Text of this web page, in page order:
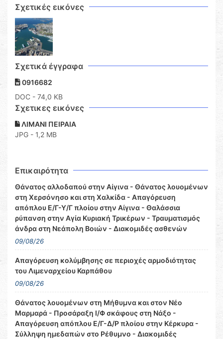
Σχετικές εικόνες
Σχετικά έγγραφα
0916682
DOC - 74,0 KB
Σχετικες εικόνες
ΛΙΜΑΝΙ ΠΕΙΡΑΙΑ
JPG - 1,2 MB
Επικαιρότητα
Θάνατος αλλοδαπού στην Αίγινα - Θάνατος λουομένων
στη Χερσόνησο και στη Χαλκίδα - Απαγόρευση
απόπλου Ε/Γ-Υ/Γ πλοίου στην Αίγινα - Θαλάσσια
ρύπανση στην Αγία Κυριακή Τρικέρων - Τραυματισμός
άνδρα στη Νεάπολη Βοιών - Διακομιδές ασθενών
09/08/26
Απαγόρευση κολύμβησης σε περιοχές αρμοδιότητας
του Λιμεναρχείου Καρπάθου
09/08/26
Θάνατος λουομένων στη Μήθυμνα και στον Νέο
Μαρμαρά - Προσάραξη Ι/Φ σκάφους στη Νάξο -
Απαγόρευση απόπλου Ε/Γ-Δ/Ρ πλοίου στην Κέρκυρα -
Σύλληψη ημεδαπών στο Ρέθυμνο - Διακομιδές